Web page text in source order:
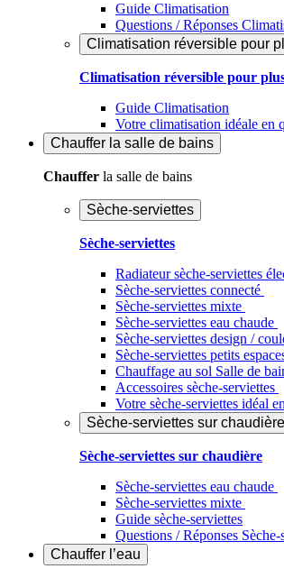
Guide Climatisation
Questions / Réponses
Climatisation réversible pour
Climatisation réversible pour
Guide Climatisation
Votre climatisation idéale en
Chauffer la salle de bains
Chauffer la salle de bains
Sèche-serviettes
Sèche-serviettes
Radiateur sèche-serviettes
Sèche-serviettes connecté
Sèche-serviettes mixte
Sèche-serviettes eau chaude
Sèche-serviettes design /
Sèche-serviettes petits
Chauffage au sol Salle de
Accessoires sèche-serviettes
Votre sèche-serviettes idéal
Sèche-serviettes sur chaudière
Sèche-serviettes sur chaudière
Sèche-serviettes eau chaude
Sèche-serviettes mixte
Guide sèche-serviettes
Questions / Réponses Sèche-
Chauffer l’eau